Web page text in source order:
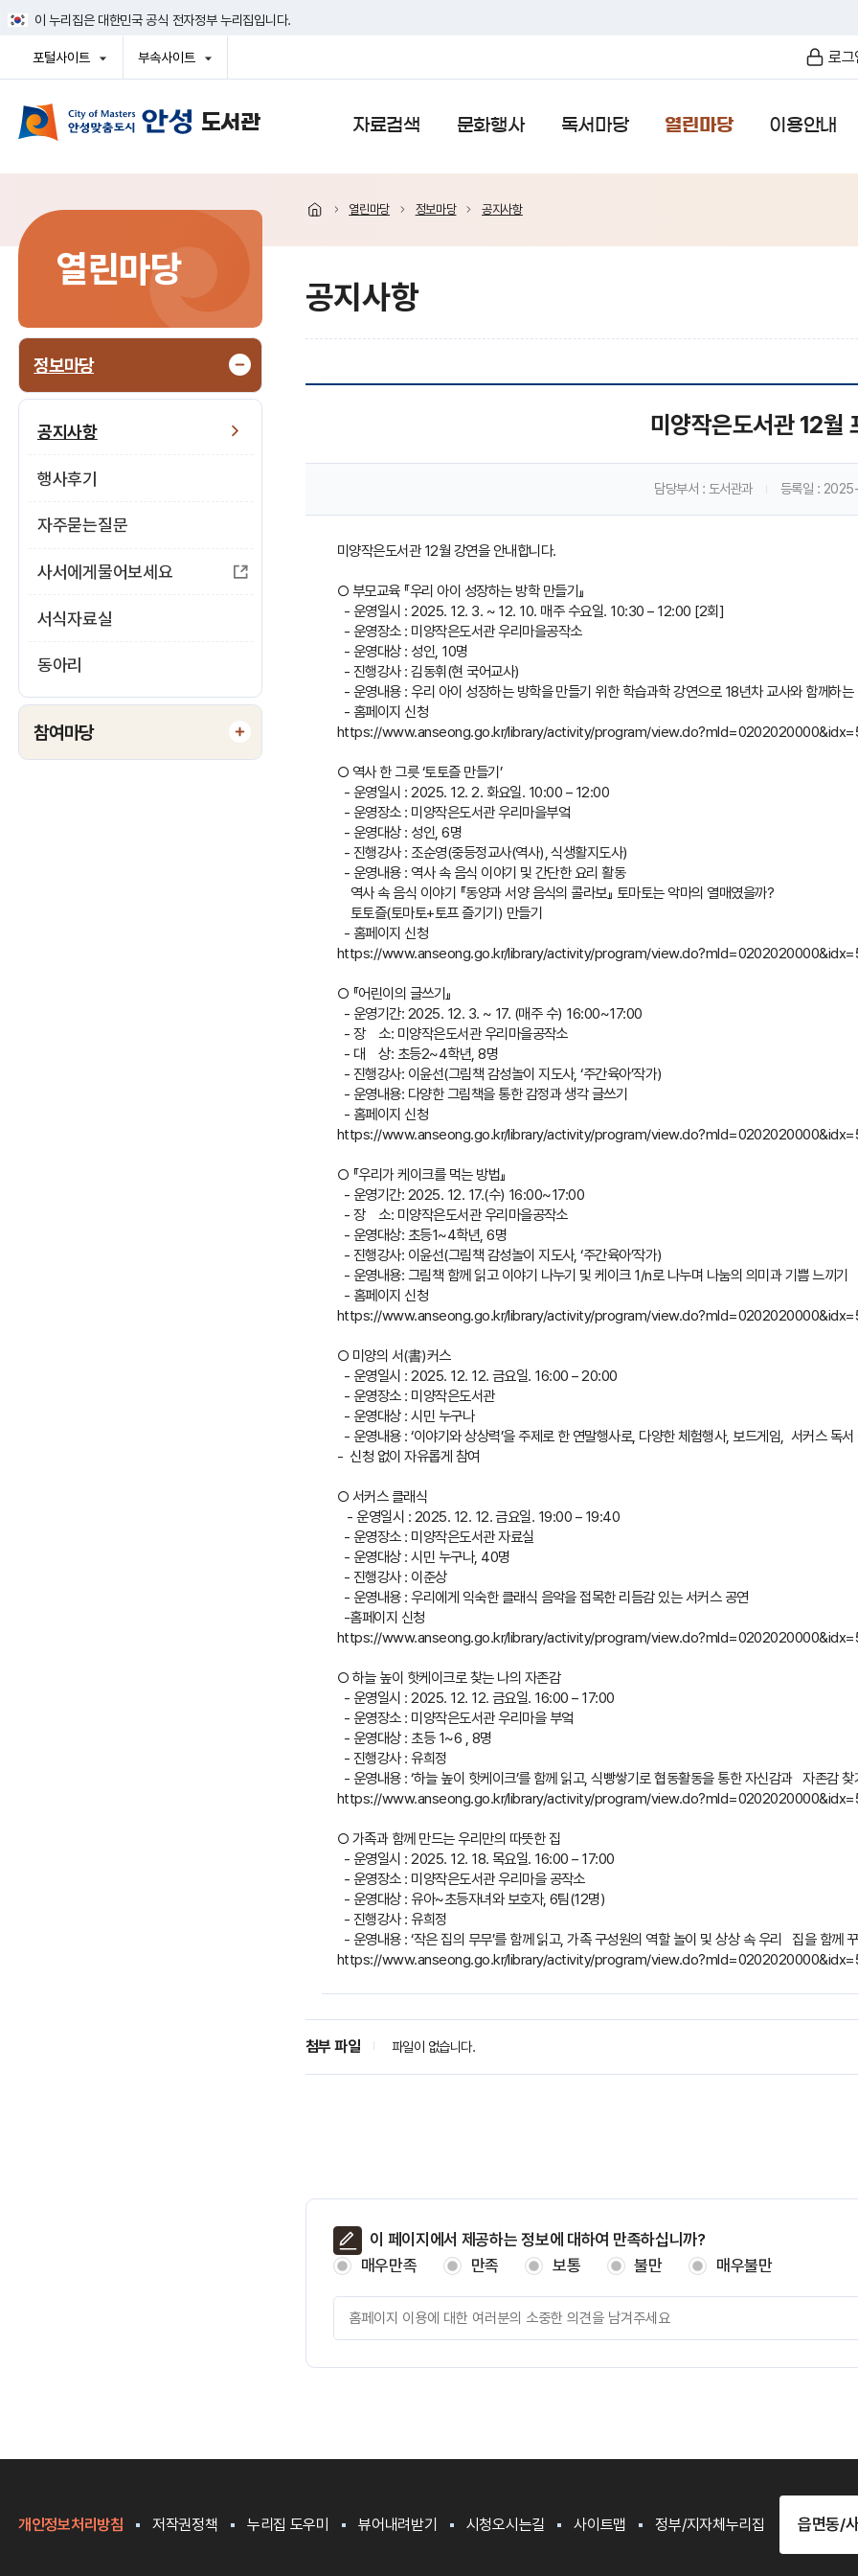
너
메
이 누리집은 대한민국 공식 전자정부 누리집입니다.
포털사이트
부속사이트
로그
자료검색 문화행사 독서마당 열린마당 이용안내
사이트맵
열린마당
정보마당
공지사항
행사후기
자주묻는질문
사서에게물어보세요
서식자료실
동아리
참여마당
열린마당 정보마당 공지사항
공지사항
사
미양작은도서관 12월
담당부서 : 도서관과 등록일 :
미양작은도서관 12월 강연을 안내합니다.
○ 부모교육 『우리 아이 성장하는 방학 만들기』
- 운영일시 : 2025. 12. 3. ~ 12. 10. 매주 수요일. 10:30 – 12:00 [2회]
- 운영장소 : 미양작은도서관 우리마을공작소
- 운영대상 : 성인, 10명
- 진행강사 : 김동휘(현 국어교사)
- 운영내용 : 우리 아이 성장하는 방학을 만들기 위한 학습과학 강연으로 18년차 교사와 함께하
- 홈페이지 신청
https://www.anseong.go.kr/library/activity/program/
○ 역사 한 그릇 ‘토토즐 만들기’
- 운영일시 : 2025. 12. 2. 화요일. 10:00 – 12:00
- 운영장소 : 미양작은도서관 우리마을부엌
- 운영대상 : 성인, 6명
- 진행강사 : 조순영(중등정교사(역사), 식생활지도사)
- 운영내용 : 역사 속 음식 이야기 및 간단한 요리 활동
역사 속 음식 이야기 『동양과 서양 음식의 콜라보』 토마토는 악마의 열매였을까?
토토즐(토마토+토프 즐기기) 만들기
- 홈페이지 신청
https://www.anseong.go.kr/library/activity/program/
○ 『어린이의 글쓰기』
- 운영기간: 2025. 12. 3. ~ 17. (매주 수) 16:00~17:00
- 장 소: 미양작은도서관 우리마을공작소
- 대 상: 초등2~4학년, 8명
- 진행강사: 이윤선(그림책 감성놀이 지도사, ‘주간육아’작가)
- 운영내용: 다양한 그림책을 통한 감정과 생각 글쓰기
- 홈페이지 신청
https://www.anseong.go.kr/library/activity/program/
○ 『우리가 케이크를 먹는 방법』
- 운영기간: 2025. 12. 17.(수) 16:00~17:00
- 장 소: 미양작은도서관 우리마을공작소
- 운영대상: 초등1~4학년, 6명
- 진행강사: 이윤선(그림책 감성놀이 지도사, ‘주간육아’작가)
- 운영내용: 그림책 함께 읽고 이야기 나누기 및 케이크 1/n로 나누며 나눔의 의미과 기쁨 느끼기
- 홈페이지 신청
https://www.anseong.go.kr/library/activity/program/
○ 미양의 서(書)커스
- 운영일시 : 2025. 12. 12. 금요일. 16:00 – 20:00
- 운영장소 : 미양작은도서관
- 운영대상 : 시민 누구나
- 운영내용 : ‘이야기와 상상력’을 주제로 한 연말행사로, 다양한 체험행사, 보드게임, 서커스 독서
- 신청 없이 자유롭게 참여
○ 서커스 클래식
- 운영일시 : 2025. 12. 12. 금요일. 19:00 – 19:40
- 운영장소 : 미양작은도서관 자료실
- 운영대상 : 시민 누구나, 40명
- 진행강사 : 이준상
- 운영내용 : 우리에게 익숙한 클래식 음악을 접목한 리듬감 있는 서커스 공연
-홈페이지 신청
https://www.anseong.go.kr/library/activity/program/
○ 하늘 높이 핫케이크로 찾는 나의 자존감
- 운영일시 : 2025. 12. 12. 금요일. 16:00 – 17:00
- 운영장소 : 미양작은도서관 우리마을 부엌
- 운영대상 : 초등 1~6 , 8명
- 진행강사 : 유희정
- 운영내용 : ‘하늘 높이 핫케이크’를 함께 읽고, 식빵쌓기로 협동활동을 통한 자신감과 자존감 찾
https://www.anseong.go.kr/library/activity/program/
○ 가족과 함께 만드는 우리만의 따뜻한 집
- 운영일시 : 2025. 12. 18. 목요일. 16:00 – 17:00
- 운영장소 : 미양작은도서관 우리마을 공작소
- 운영대상 : 유아~초등자녀와 보호자, 6팀(12명)
- 진행강사 : 유희정
- 운영내용 : ‘작은 집의 무무’를 함께 읽고, 가족 구성원의 역할 놀이 및 상상 속 우리 집을 함께
https://www.anseong.go.kr/library/activity/program/
첨부 파일 파일이 없습니다.
페
이
지
만
도
이 페이지에서 제공하는 정보에 대하여 만족하십니까?
매우만족
만족 보통 불만 매우불만
페
만
개인정보처리방침 저작권정책 누리집 도우미 뷰어내려받기 시청오시는길 사이트맵 정부/지자체누리집 읍면동/